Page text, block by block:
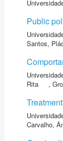
Public
Santos,
Rita
,
Carvalho,